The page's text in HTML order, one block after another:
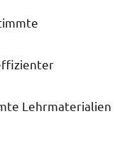
Lehrmaterialien